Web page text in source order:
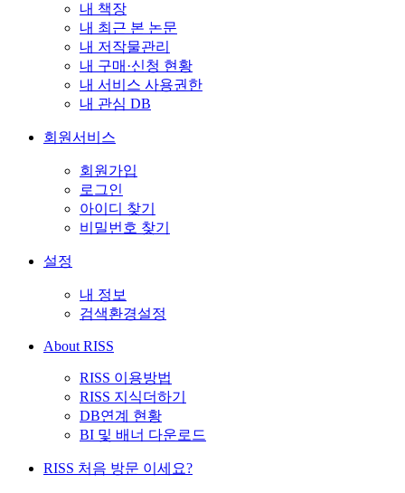
내 책장
내 최근 본 논문
내 저작물관리
내 구매·신청 현황
내 서비스 사용권한
내 관심 DB
회원서비스
회원가입
로그인
아이디 찾기
비밀번호 찾기
설정
내 정보
검색환경설정
About RISS
RISS 이용방법
RISS 지식더하기
DB연계 현황
BI 및 배너 다운로드
RISS 처음 방문 이세요?